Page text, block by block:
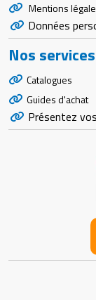
Mentions
Données
Nos services
Catalogues
Guides d'achat
Présentez